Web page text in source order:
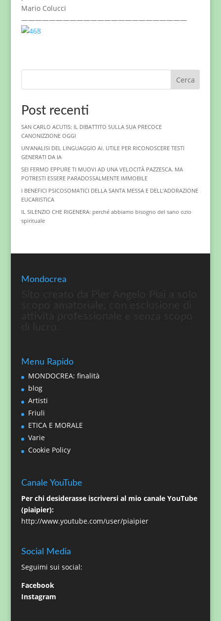
Mario Colucci
————————————————————————
Cerca
Post recenti
SAN CARLO ACUTIS: IL DIBATTITO SULLA SUA PRECOCE
CANONIZZIONE OGGI
UN’ANALISI DEL LINGUAGGIO AI. UTILE PER RICONOSCERE TESTI
GENERATI DA IA
SEI FERMO EPPURE TI MUOVI AD UNA VELOCITÀ PAZZESCA. MA
POTRESTI ESSERE PARADOSSALMENTE IMMOBILE
I BENEFICI PSICOSOMATICI DELLA SANTA MESSA E DELL’ADORAZIONE
EUCARISTICA
IL SILENZIO CHE RIGENERA: perché abbiamo bisogno del sano ozio
spirituale
Mondocrea
Menu Rapido
MONDOCREA: finalità
blog
Artisti
Friuli
ETICA E MORALE
Varie
Cookie Policy
Canale YouTube
Per chi desiderasse iscriversi al mio canale YouTube
(piaipier):
http://www.youtube.com/user/piaipier
Social Media
Seguimi sui social:
Facebook
Instagram